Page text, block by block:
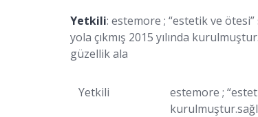
Yetkili: estemore ; “estetik ve ötesi”
yola çıkmış 2015 yılında
güzellik ala
Yetkili
estemore ;